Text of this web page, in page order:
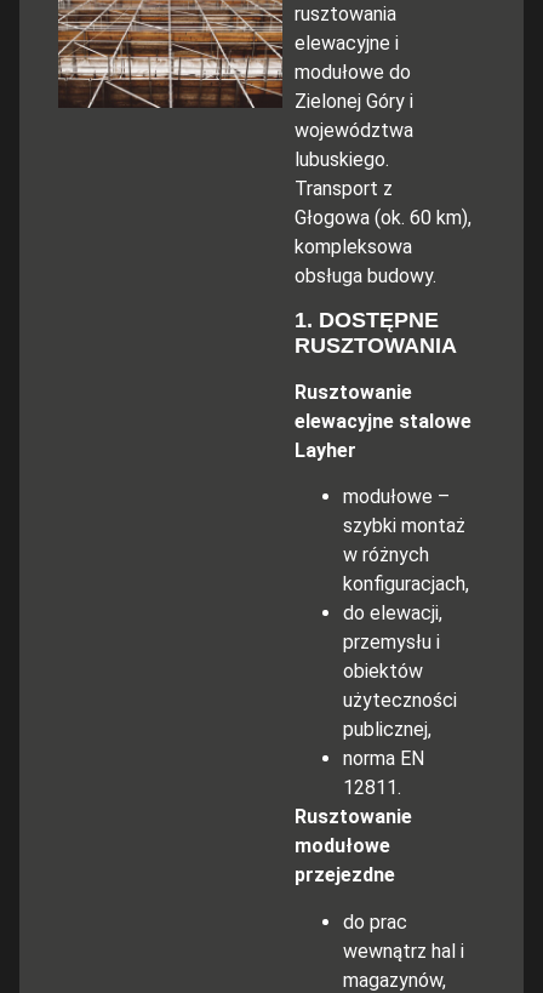
rusztowania
elewacyjne i
modułowe do
Zielonej Góry i
województwa
lubuskiego.
Transport z
Głogowa (ok. 60 km),
kompleksowa
obsługa budowy.
1. DOSTĘPNE
RUSZTOWANIA
Rusztowanie
elewacyjne stalowe
Layher
modułowe –
szybki montaż
w różnych
konfiguracjach,
do elewacji,
przemysłu i
obiektów
użyteczności
publicznej,
norma EN
12811.
Rusztowanie
modułowe
przejezdne
do prac
wewnątrz hal i
magazynów,